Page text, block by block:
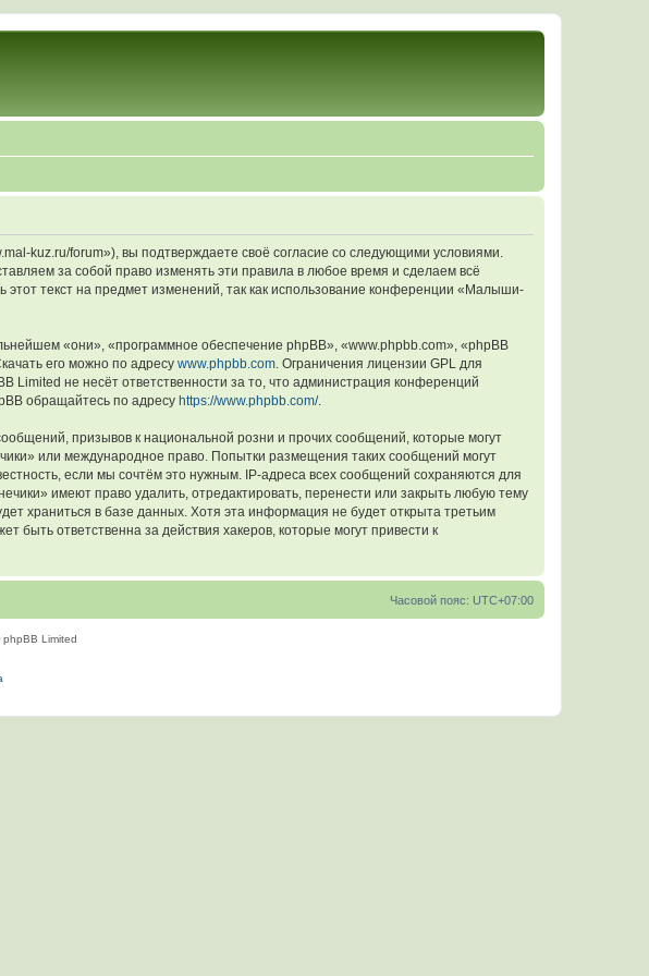
kuz.ru/forum»), вы подтверждаете своё согласие со следующими условиями.
за собой право изменять эти правила в любое время и сделаем всё
текст на предмет изменений, так как использование конференции «Малыши-
«они», «программное обеспечение phpBB», «www.phpbb.com», «phpBB
его можно по адресу www.phpbb.com . Ограничения лицензии GPL для
Limited не несёт ответственности за то, что администрация конференций
обращайтесь по адресу https://www.phpbb.com/.
призывов к национальной розни и прочих сообщений, которые могут
или международное право. Попытки размещения таких сообщений могут
если мы сочтём это нужным. IP-адреса всех сообщений сохраняются для
имеют право удалить, отредактировать, перенести или закрыть любую тему
храниться в базе данных. Хотя эта информация не будет открыта третьим
ответственна за действия хакеров, которые могут привести к
Часовой пояс: UTC+07:00
Limited